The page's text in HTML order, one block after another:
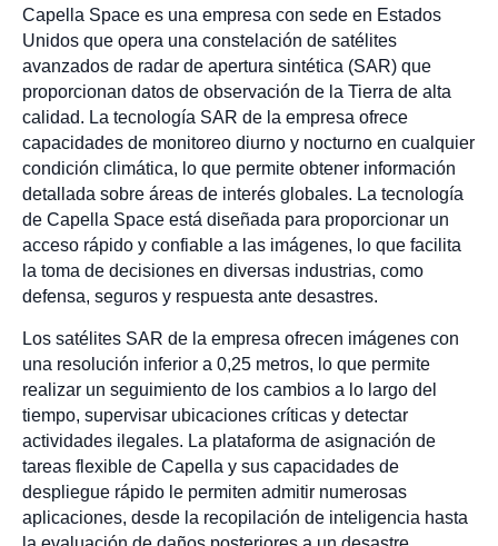
Capella Space es una empresa con sede en Estados
Unidos que opera una constelación de satélites
avanzados de radar de apertura sintética (SAR) que
proporcionan datos de observación de la Tierra de alta
calidad. La tecnología SAR de la empresa ofrece
capacidades de monitoreo diurno y nocturno en cualquier
condición climática, lo que permite obtener información
detallada sobre áreas de interés globales. La tecnología
de Capella Space está diseñada para proporcionar un
acceso rápido y confiable a las imágenes, lo que facilita
la toma de decisiones en diversas industrias, como
defensa, seguros y respuesta ante desastres.
Los satélites SAR de la empresa ofrecen imágenes con
una resolución inferior a 0,25 metros, lo que permite
realizar un seguimiento de los cambios a lo largo del
tiempo, supervisar ubicaciones críticas y detectar
actividades ilegales. La plataforma de asignación de
tareas flexible de Capella y sus capacidades de
despliegue rápido le permiten admitir numerosas
aplicaciones, desde la recopilación de inteligencia hasta